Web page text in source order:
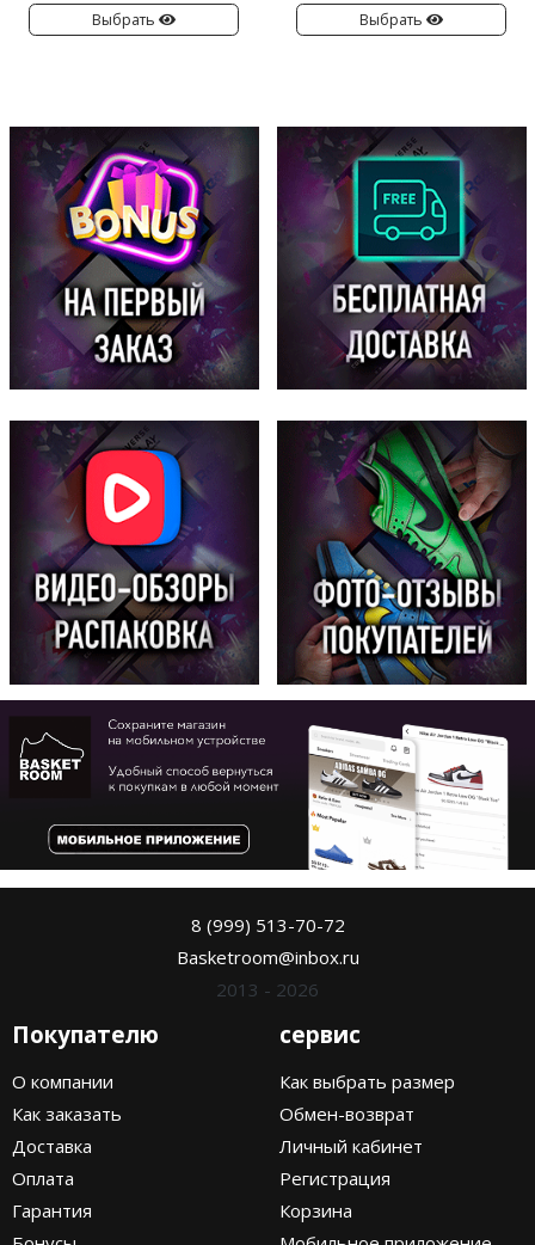
Выбрать Выбрать
8 (999) 513-70-72
Basketroom@inbox.ru
2013 - 2026
Покупателю
О компании
Как заказать
Доставка
Оплата
Гарантия
сервис
Как выбрать размер
Обмен-возврат
Личный кабинет
Регистрация
Корзина